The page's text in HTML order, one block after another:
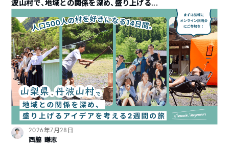
波山村で、地域との関係を深め、盛り上げる...
2026年7月28日
西脇 謙志